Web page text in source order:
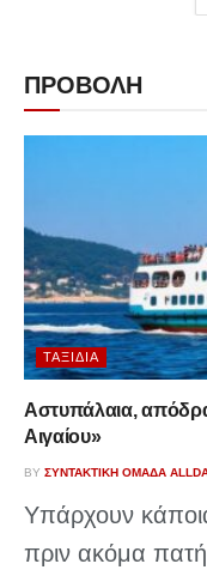
ΠΡΟΒΟΛΗ
ΤΑΞΊΔΙΑ
Αστυπάλαια,
Αιγαίου»
BY ΣΥΝΤΑΚΤΙΚΉ ΟΜΆΔΑ
Υπάρχουν
πριν ακόμα